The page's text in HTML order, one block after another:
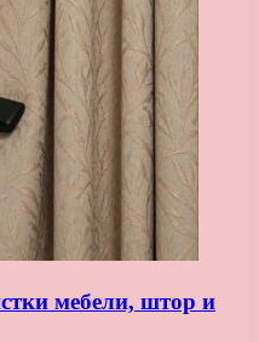
мебели, штор и